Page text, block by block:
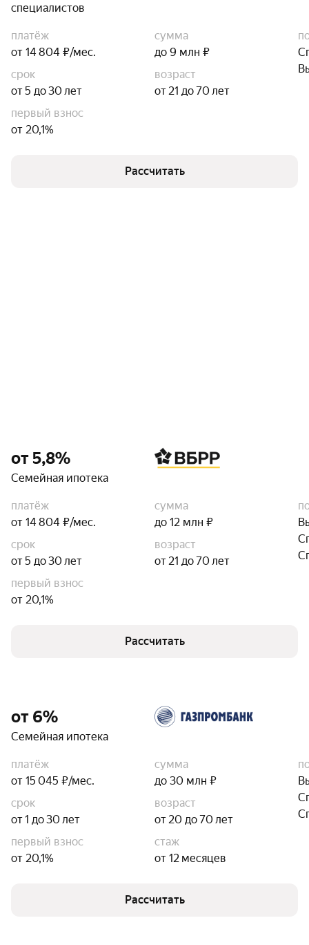
специалистов
платёж
от 14 804 ₽/мес.
сумма
до 9 млн ₽
срок
от 5 до 30 лет
возраст
от 21 до 70 лет
первый взнос
от 20,1%
Рассчитать
от 5,8%
Семейная ипотека
платёж
от 14 804 ₽/мес.
сумма
до 12 млн ₽
срок
от 5 до 30 лет
возраст
от 21 до 70 лет
первый взнос
от 20,1%
Рассчитать
от 6%
Семейная ипотека
платёж
от 15 045 ₽/мес.
сумма
до 30 млн ₽
срок
от 1 до 30 лет
возраст
от 20 до 70 лет
первый взнос
от 20,1%
стаж
от 12 месяцев
Рассчитать